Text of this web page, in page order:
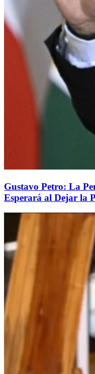
Gustavo Petro: La
Esperará al Dejar la